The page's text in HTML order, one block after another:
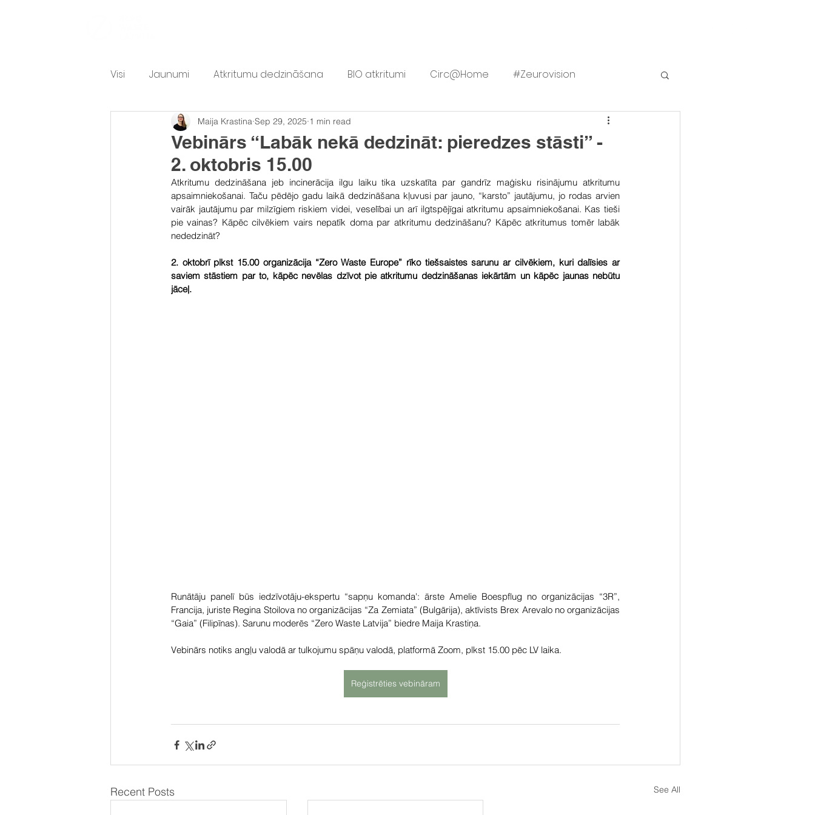
Visi Jaunumi Atkritumu dedzināšana BIO atkritumi Circ@Home #Zeurovision
Atkritumu sarunas Tekstils Lietovelreiz.lv
Vebinārs “Labāk nekā dedzināt: pieredzes stāsti” -
2. oktobris 15.00
Maija Krastina Sep 29, 2025 1 min read
Atkritumu dedzināšana jeb incinerācija ilgu laiku tika uzskatīta par gandrīz maģisku risinājumu atkritumu
apsaimniekošanai. Taču pēdējo gadu laikā dedzināšana kļuvusi par jauno, “karsto” jautājumu, jo rodas arvien
vairāk jautājumu par milzīgiem riskiem videi, veselībai un arī ilgtspējīgai atkritumu apsaimniekošanai. Kas tieši
pie vainas? Kāpēc cilvēkiem vairs nepatīk doma par atkritumu dedzināšanu? Kāpēc atkritumus tomēr labāk
nededzināt?
2. oktobrī plkst 15.00 organizācija “Zero Waste Europe” rīko tiešsaistes sarunu ar cilvēkiem, kuri dalīsies ar
saviem stāstiem par to, kāpēc nevēlas dzīvot pie atkritumu dedzināšanas iekārtām un kāpēc jaunas nebūtu
jāceļ.
Runātāju panelī būs iedzīvotāju-ekspertu “sapņu komanda': ārste Amelie Boespflug no organizācijas “3R”,
Francija, juriste Regina Stoilova no organizācijas “Za Zemiata” (Bulgārija), aktīvists Brex Arevalo no organizācijas
“Gaia” (Filipīnas). Sarunu moderēs “Zero Waste Latvija” biedre Maija Krastiņa.
Vebinārs notiks angļu valodā ar tulkojumu spāņu valodā, platformā Zoom, plkst 15.00 pēc LV laika.
Reģistrēties vebināram
Recent Posts See All